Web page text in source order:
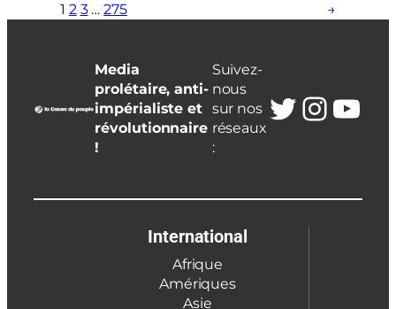
1 2 3 … 275 →
Media
prolétaire, anti-
impérialiste et
révolutionnaire
!
Suivez-
nous
sur nos
réseaux
:
Twitter
International
Afrique
Amériques
Asie